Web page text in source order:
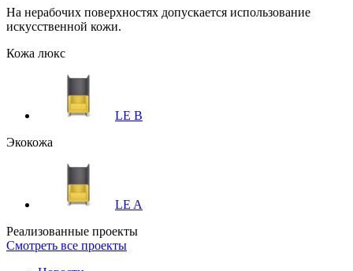
На нерабочих поверхностях допускается использование
искусственной кожи.
Кожа люкс
LE B
Экокожа
LE A
Реализованные проекты
Смотреть все проекты